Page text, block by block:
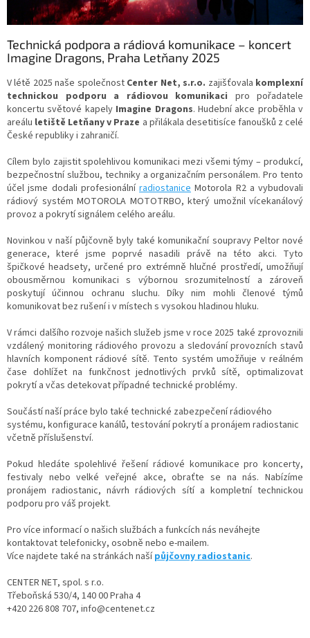
Technická podpora a rádiová komunikace – koncert
Imagine Dragons, Praha Letňany 2025
V létě 2025 naše společnost Center Net, s.r.o. zajišťovala komplexní
technickou podporu a rádiovou komunikaci pro pořadatele
koncertu světové kapely Imagine Dragons. Hudební akce proběhla v
areálu letiště Letňany v Praze a přilákala desetitisíce fanoušků z celé
České republiky i zahraničí.
Cílem bylo zajistit spolehlivou komunikaci mezi všemi týmy – produkcí,
bezpečnostní službou, techniky a organizačním personálem. Pro tento
účel jsme dodali profesionální radiostanice Motorola R2 a vybudovali
rádiový systém MOTOROLA MOTOTRBO, který umožnil vícekanálový
provoz a pokrytí signálem celého areálu.
Novinkou v naší půjčovně byly také komunikační soupravy Peltor nové
generace, které jsme poprvé nasadili právě na této akci. Tyto
špičkové headsety, určené pro extrémně hlučné prostředí, umožňují
obousměrnou komunikaci s výbornou srozumitelností a zároveň
poskytují účinnou ochranu sluchu. Díky nim mohli členové týmů
komunikovat bez rušení i v místech s vysokou hladinou hluku.
V rámci dalšího rozvoje našich služeb jsme v roce 2025 také zprovoznili
vzdálený monitoring rádiového provozu a sledování provozních stavů
hlavních komponent rádiové sítě. Tento systém umožňuje v reálném
čase dohlížet na funkčnost jednotlivých prvků sítě, optimalizovat
pokrytí a včas detekovat případné technické problémy.
Součástí naší práce bylo také technické zabezpečení rádiového
systému, konfigurace kanálů, testování pokrytí a pronájem radiostanic
včetně příslušenství.
Pokud hledáte spolehlivé řešení rádiové komunikace pro koncerty,
festivaly nebo velké veřejné akce, obraťte se na nás. Nabízíme
pronájem radiostanic, návrh rádiových sítí a kompletní technickou
podporu pro váš projekt.
Pro více informací o našich službách a funkcích nás neváhejte
kontaktovat telefonicky, osobně nebo e-mailem.
Více najdete také na stránkách našípůjčovny radiostanic.
CENTER NET, spol. s r.o.
Třeboňská 530/4, 140 00 Praha 4
+420 226 808 707, info@centenet.cz